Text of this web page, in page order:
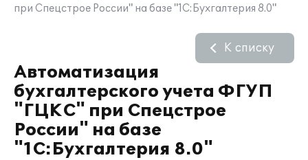
при Спецстрое России" на базе "1С:Бухгалтерия 8.0"
Автоматизация
бухгалтерского учета ФГУП
"ГЦКС" при Спецстрое
России" на базе
"1С:Бухгалтерия 8.0"
К списку